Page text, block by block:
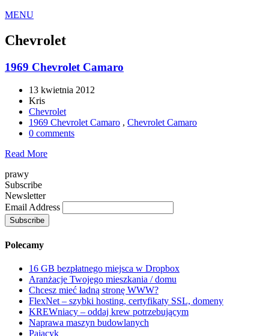
MENU
Chevrolet
1969 Chevrolet Camaro
13 kwietnia 2012
Kris
Chevrolet
1969 Chevrolet Camaro , Chevrolet Camaro
0 comments
Read More
prawy
Subscribe
Newsletter
Email Address
Polecamy
16 GB bezpłatnego miejsca w Dropbox
Aranżacje Twojego mieszkania / domu
Chcesz mieć ładną stronę WWW?
FlexNet – szybki hosting, certyfikaty SSL, domeny
KREWniacy – oddaj krew potrzebującym
Naprawa maszyn budowlanych
Pajacyk